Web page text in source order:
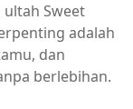
Sweet
adalah
dan
berlebihan.